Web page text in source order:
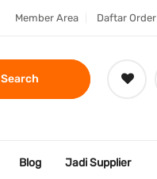
Member Area Daftar Order
Search
Blog Jadi Supplier